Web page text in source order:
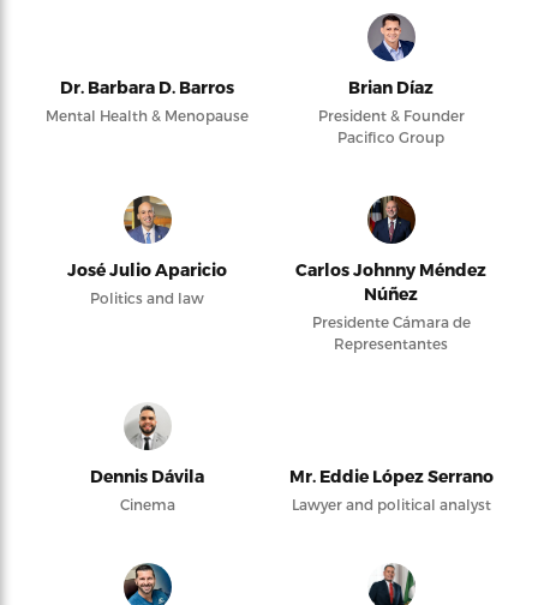
Dr. Barbara D. Barros
Mental Health & Menopause
Brian Díaz
President & Founder
Pacifico Group
José Julio Aparicio
Politics and law
Carlos Johnny Méndez
Núñez
Presidente Cámara de
Representantes
Dennis Dávila
Cinema
Mr. Eddie López Serrano
Lawyer and political analyst